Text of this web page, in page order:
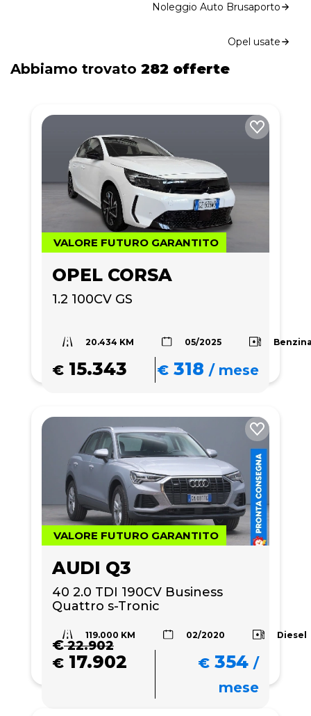
Noleggio Auto Brusaporto
Opel usate
Abbiamo trovato 282 offerte
VALORE FUTURO GARANTITO
OPEL CORSA
1.2 100CV GS
20.434 KM 05/2025
€ 15.343 € 318 /mese
VALORE FUTURO GARANTITO
AUDI Q3
40 2.0 TDI 190CV Business
Quattro s-Tronic
119.000 KM 02/2020 Diesel
€22.902
€ 17.902 € 354 /
mese